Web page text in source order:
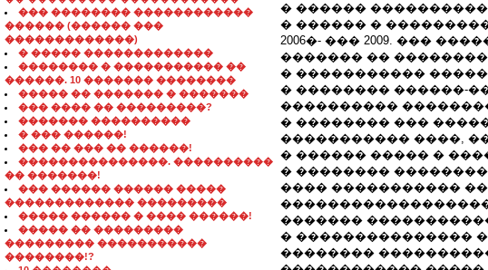
��� �������� ������������
������ (������ ���
�������������)
� ����� �������������
�������� � ����������� ��
������. 10 ������� ��������
����� �� ������� � �������
��� ���� �� ���������?
������� ����������
� ��� ������!
��� �� ��� �� ������!
���������������. ����������
�� �������!
��� ������ ������ �����
������������� ���������
����� ������ � ���� ������!
����� �� ���������
��������� �����������
��������!?
� ������
� ������ �
2006�- ��� 2009. ���
������� ��
� �����������
� �������� ������-
����������
� �������� ���
����������� ����,
� ������ ����� �
� ��������
���� �����������
�������
� ���������������
��������